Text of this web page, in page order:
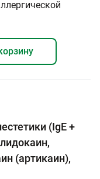
(IgE +
(артикаин),